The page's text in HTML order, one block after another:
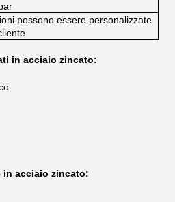
possono essere personalizzate
in acciaio zincato:
acciaio zincato: